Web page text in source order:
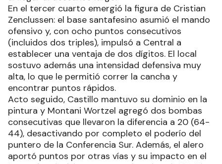
En el tercer cuarto emergió la figura de Cristian
Zenclussen: el base santafesino asumió el mando
ofensivo y, con ocho puntos consecutivos
(incluidos dos triples), impulsó a Central a
establecer una ventaja de dos dígitos. El local
sostuvo además una intensidad defensiva muy
alta, lo que le permitió correr la cancha y
encontrar puntos rápidos.
Acto seguido, Castillo mantuvo su dominio en la
pintura y Montani Wortzel agregó dos bombas
consecutivas que llevaron la diferencia a 20 (64-
44), desactivando por completo el poderío del
puntero de la Conferencia Sur. Además, el alero
aportó puntos por otras vías y su impacto en el